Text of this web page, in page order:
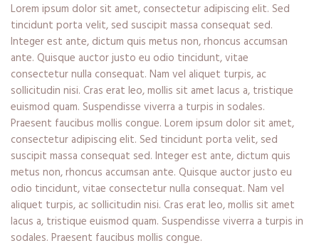
Lorem ipsum dolor sit amet, consectetur adipiscing elit. Sed
tincidunt porta velit, sed suscipit massa consequat sed.
Integer est ante, dictum quis metus non, rhoncus accumsan
ante. Quisque auctor justo eu odio tincidunt, vitae
consectetur nulla consequat. Nam vel aliquet turpis, ac
sollicitudin nisi. Cras erat leo, mollis sit amet lacus a, tristique
euismod quam. Suspendisse viverra a turpis in sodales.
Praesent faucibus mollis congue. Lorem ipsum dolor sit amet,
consectetur adipiscing elit. Sed tincidunt porta velit, sed
suscipit massa consequat sed. Integer est ante, dictum quis
metus non, rhoncus accumsan ante. Quisque auctor justo eu
odio tincidunt, vitae consectetur nulla consequat. Nam vel
aliquet turpis, ac sollicitudin nisi. Cras erat leo, mollis sit amet
lacus a, tristique euismod quam. Suspendisse viverra a turpis in
sodales. Praesent faucibus mollis congue.